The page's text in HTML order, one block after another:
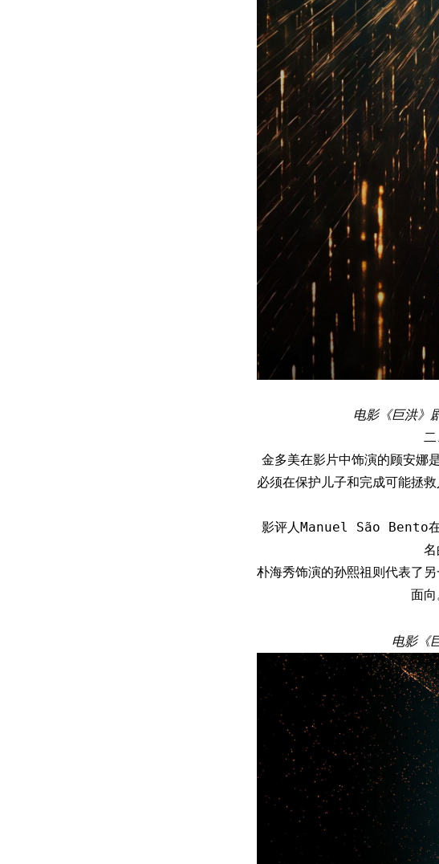
电影《巨洪》
金多美在影片中饰演的顾安娜
必须在保护儿子和完成可能拯
影评人Manuel São Bento在
名
朴海秀饰演的孙熙祖则代表了
面向
电影《